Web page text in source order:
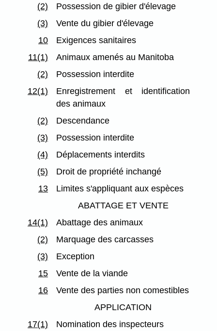
(2)
Possession de gibier d'élevage
(3)
Vente du gibier d'élevage
10
Exigences sanitaires
11(1)
Animaux amenés au Manitoba
(2)
Possession interdite
12(1)
Enregistrement et identification
des animaux
(2)
Descendance
(3)
Possession interdite
(4)
Déplacements interdits
(5)
Droit de propriété inchangé
13
Limites s'appliquant aux espèces
ABATTAGE ET VENTE
14(1)
Abattage des animaux
(2)
Marquage des carcasses
(3)
Exception
15
Vente de la viande
16
Vente des parties non comestibles
APPLICATION
17(1)
Nomination des inspecteurs